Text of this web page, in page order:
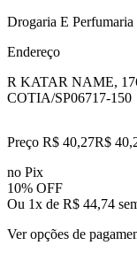
Drogaria E
Endereço
R KATAR NAME,
COTIA/SP06717-150
Preço R$ 40,27R$ 40,
no Pix
10% OFF
Ou 1x de R$ 44,74
Ver opções de